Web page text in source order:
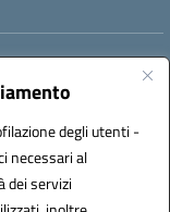
degli utenti -
necessari al
dei servizi